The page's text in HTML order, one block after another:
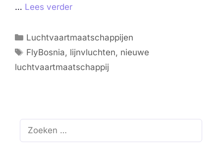
… Lees verder
Categorieën
Luchtvaartmaatschappijen
Tags
FlyBosnia, lijnvluchten, nieuwe
luchtvaartmaatschappij
naar: